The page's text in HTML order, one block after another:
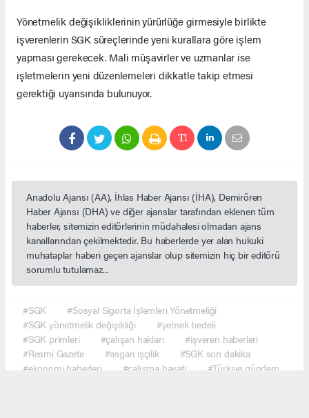
Yönetmelik değişikliklerinin yürürlüğe girmesiyle birlikte
işverenlerin SGK süreçlerinde yeni kurallara göre işlem
yapması gerekecek. Mali müşavirler ve uzmanlar ise
işletmelerin yeni düzenlemeleri dikkatle takip etmesi
gerektiği uyarısında bulunuyor.
Anadolu Ajansı (AA), İhlas Haber Ajansı (İHA), Demirören
Haber Ajansı (DHA) ve diğer ajanslar tarafından eklenen tüm
haberler, sitemizin editörlerinin müdahalesi olmadan ajans
kanallarından çekilmektedir. Bu haberlerde yer alan hukuki
muhataplar haberi geçen ajanslar olup sitemizin hiç bir editörü
sorumlu tutulamaz...
#SGK
#Sosyal Sigorta İşlemleri Yönetmeliği
#SGK yönetmelik değişikliği
#yemek bedeli
#SGK primleri
#çalışan hakları
#işveren haberleri
#Resmi Gazete
#asgari işçilik
#SGK son dakika
#ekonomi haberleri
#çalışma hayatı
#Türkiye gündem